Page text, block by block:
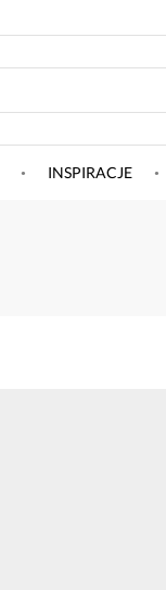
INSPIRACJE